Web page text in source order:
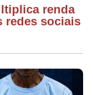
renda
redes sociais